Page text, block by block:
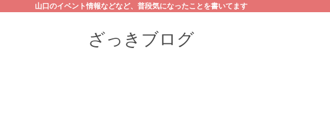
山口のイベント情報などなど、普段気になったことを書いてます
ざっきブログ